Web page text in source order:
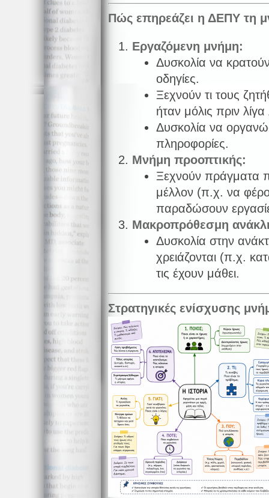
Πώς επηρεάζει η ΔΕΠΥ τη
Εργαζόμενη μνήμη:
Δυσκολία να
οδηγίες.
Ξεχνούν τι τους
ήταν μόλις πριν
Δυσκολία να
πληροφορίες.
Μνήμη προοπτικής:
Ξεχνούν πράγματα
μέλλον (π.χ. να
παραδώσουν
Μακροπρόθεσμη
Δυσκολία στην
χρειάζονται (π.χ.
τις έχουν μάθει.
Στρατηγικές ενίσχυσης